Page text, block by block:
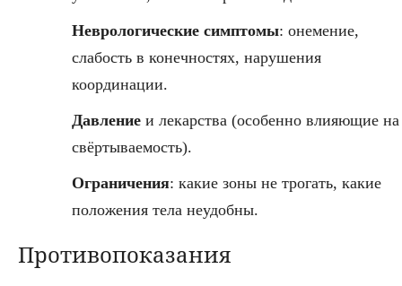
Неврологические симптомы: онемение,
слабость в конечностях, нарушения
координации.
Давление и лекарства (особенно влияющие на
свёртываемость).
Ограничения: какие зоны не трогать, какие
положения тела неудобны.
Противопоказания